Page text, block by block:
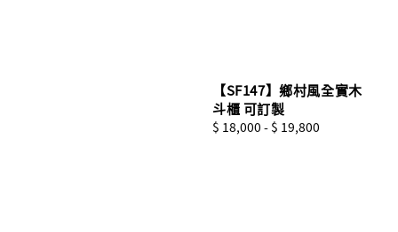
【SF147】鄉村風全實木
斗櫃 可訂製
Regular
$ 18,000 - $ 19,800